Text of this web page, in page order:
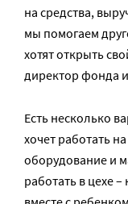
на средства,
мы помогаем
хотят открыть
директор фонда
Есть несколько
хочет работать
оборудование и
работать в цехе